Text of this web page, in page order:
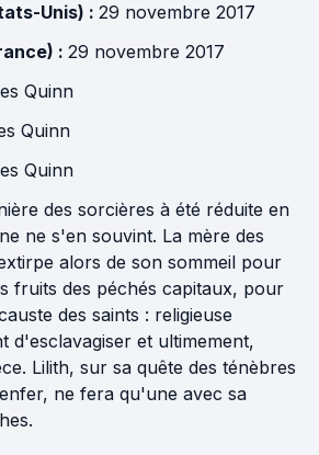
Unis) : 29 novembre 2017
: 29 novembre 2017
Quinn
Quinn
Quinn
des sorcières à été réduite en
ne s'en souvint. La mère des
alors de son sommeil pour
fruits des péchés capitaux, pour
des saints : religieuse
d'esclavagiser et ultimement,
Lilith, sur sa quête des ténèbres
ne fera qu'une avec sa